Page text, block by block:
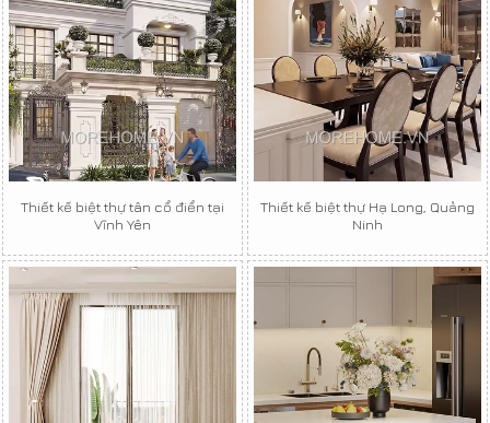
Thiết kế biệt thự tân cổ điển tại
Vĩnh Yên
Thiết kế biệt thự Hạ Long, Quảng
Ninh